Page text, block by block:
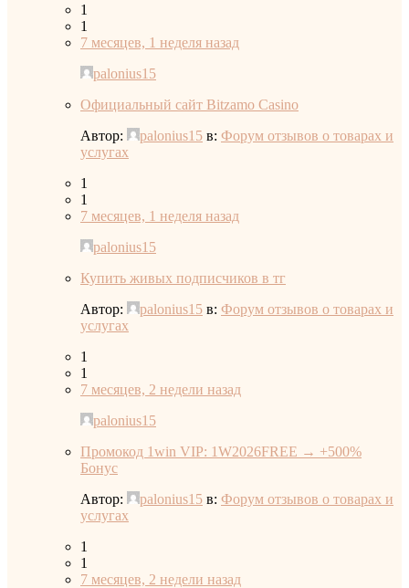
1
1
7 месяцев, 1 неделя назад
palonius15
Официальный сайт Bitzamo Casino
Автор:
palonius15 в: Форум отзывов о товарах и
услугах
1
1
7 месяцев, 1 неделя назад
palonius15
Купить живых подписчиков в тг
Автор:
palonius15 в: Форум отзывов о товарах и
услугах
1
1
7 месяцев, 2 недели назад
palonius15
Промокод 1win VIP: 1W2026FREE → +500%
Бонус
Автор:
palonius15 в: Форум отзывов о товарах и
услугах
1
1
7 месяцев, 2 недели назад